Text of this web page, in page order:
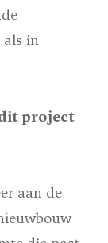
als in
project
aan de